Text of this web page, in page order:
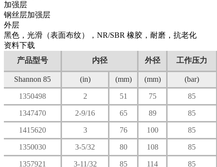
加强层
钢丝层加强层
外层
黑色，光滑（表面布纹），NR/SBR 橡胶，耐磨，抗老化
资料下载
产品型号
内径 外径 工作压力
Shannon 85 (in) (mm) (mm) (bar)
1350498 2 51 75 85
1347470 2-9/16 65 89 85
1415620 3 76 100 85
1350030 3-5/32 80 108 85
1357921 3-11/32 85 114 85